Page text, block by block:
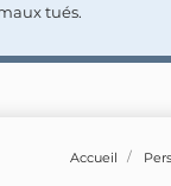
tués.
Accueil